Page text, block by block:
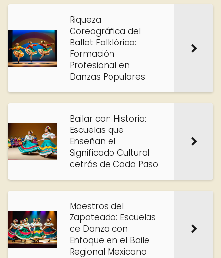
Riqueza
Coreográfica del
Ballet Folklórico:
Formación
Profesional en
Danzas Populares
Bailar con Historia:
Escuelas que
Enseñan el
Significado Cultural
detrás de Cada Paso
Maestros del
Zapateado: Escuelas
de Danza con
Enfoque en el Baile
Regional Mexicano